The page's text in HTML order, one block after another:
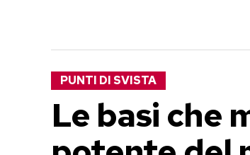
PUNTI DI SVISTA
Le basi che